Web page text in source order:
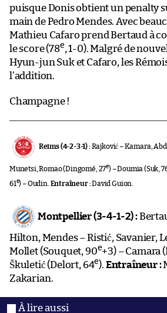
puisque Donis obtient un penalty
main de Pedro Mendes. Avec
Mathieu Cafaro prend Bertaud à
le score (78e, 1-0). Malgré de
Hyun-jun Suk et Cafaro, les
l’addition.
Champagne !
Reims (4-2-3-1) :Rajković – Kamara,
Munetsi, Romao (Dingomé, 27e) – Doumia (Suk,
61e) – Oudin. Entraîneur :David Guion.
Montpellier (3-4-1-2) :
Hilton, Mendes – Ristić, Savanier,
Mollet (Souquet, 90e+3) – Camara
Škuletić (Delort, 64e). Entraîneur :
Zakarian.